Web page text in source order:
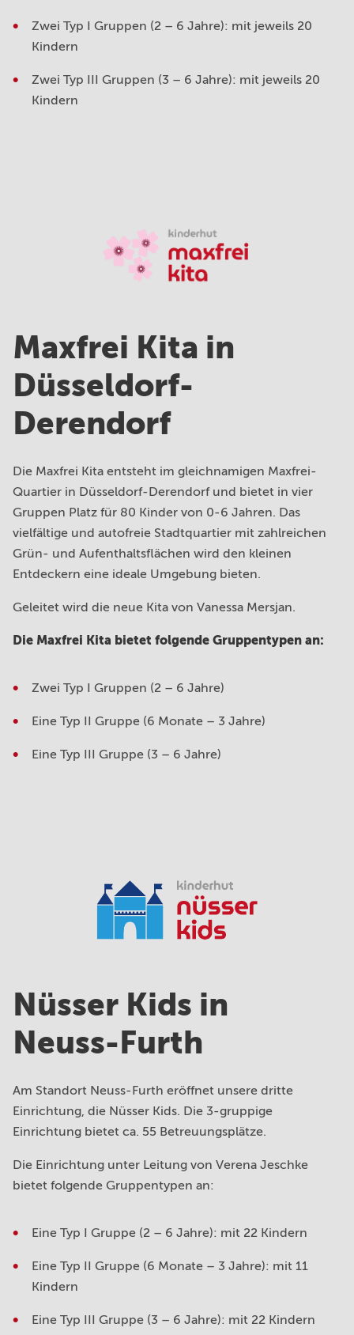
Zwei Typ I Gruppen (2 – 6 Jahre): mit jeweils 20
Kindern
Zwei Typ III Gruppen (3 – 6 Jahre): mit jeweils 20
Kindern
Maxfrei Kita in
Düsseldorf-
Derendorf
Die Maxfrei Kita entsteht im gleichnamigen Maxfrei-
Quartier in Düsseldorf-Derendorf und bietet in vier
Gruppen Platz für 80 Kinder von 0-6 Jahren. Das
vielfältige und autofreie Stadtquartier mit zahlreichen
Grün- und Aufenthaltsflächen wird den kleinen
Entdeckern eine ideale Umgebung bieten.
Geleitet wird die neue Kita von Vanessa Mersjan.
Die Maxfrei Kita bietet folgende Gruppentypen an:
Zwei Typ I Gruppen (2 – 6 Jahre)
Eine Typ II Gruppe (6 Monate – 3 Jahre)
Eine Typ III Gruppe (3 – 6 Jahre)
Nüsser Kids in
Neuss-Furth
Am Standort Neuss-Furth eröffnet unsere dritte
Einrichtung, die Nüsser Kids. Die 3-gruppige
Einrichtung bietet ca. 55 Betreuungsplätze.
Die Einrichtung unter Leitung von Verena Jeschke
bietet folgende Gruppentypen an:
Eine Typ I Gruppe (2 – 6 Jahre): mit 22 Kindern
Eine Typ II Gruppe (6 Monate – 3 Jahre): mit 11
Kindern
Eine Typ III Gruppe (3 – 6 Jahre): mit 22 Kindern